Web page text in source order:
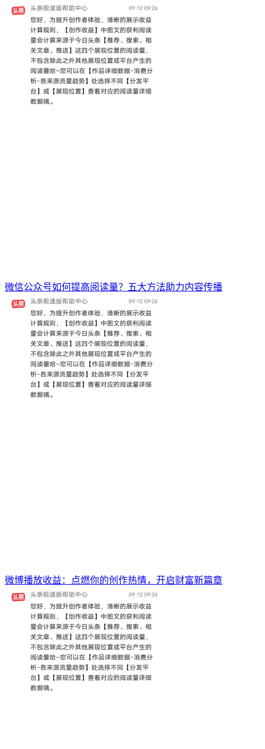
微信公众号如何提高阅读量？五大方法助力内容传播
微博播放收益：点燃你的创作热情，开启财富新篇章